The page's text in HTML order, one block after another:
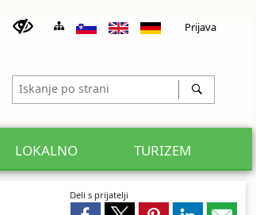
LOKALNO TURIZEM
Prijava
Deli s prijatelji